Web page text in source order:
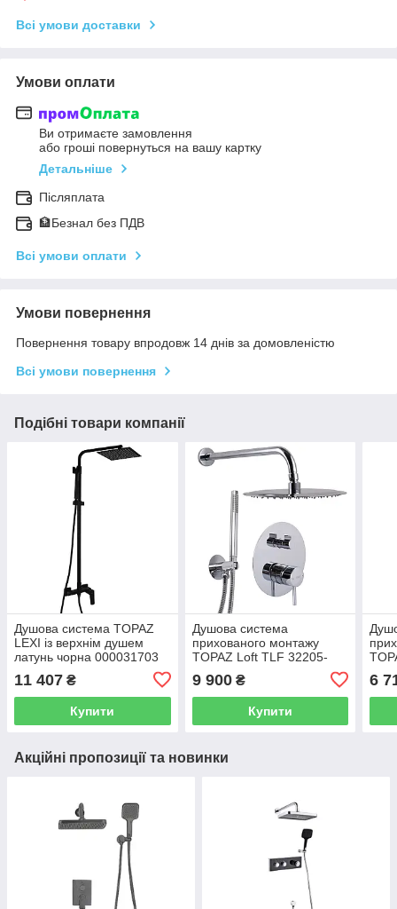
Всі умови доставки
Умови оплати
Ви отримаєте замовлення
або гроші повернуться на вашу картку
Детальніше
Післяплата
🏦Безнал без ПДВ
Всі умови оплати
Умови повернення
Повернення товару впродовж 14 днів за домовленістю
Всі умови повернення
Подібні товари компанії
Душова система TOPAZ
LEXI із верхнім душем
латунь чорна 000031703
11 407 ₴
Купити
Душова система
прихованого монтажу
TOPAZ Loft TLF 32205-
H39-C із верхнім душем
латунь хром 000028883
9 900₴
Купити
6
Акційні пропозиції та новинки